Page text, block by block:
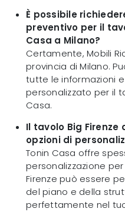
È possibile
preventivo per il
Casa a Milano?
Certamente, Mobili
provincia di Milano.
tutte le informazioni
personalizzato per il
Casa.
Il tavolo Big Firenze
opzioni di
Tonin Casa offre
personalizzazione
Firenze può essere
del piano e della
perfettamente nel